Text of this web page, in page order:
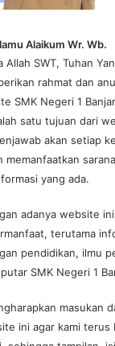
Alaikum Wr. Wb.
Allah SWT, Tuhan
rahmat dan
SMK Negeri 1
satu tujuan dari
akan setiap
memanfaatkan
yang ada.
adanya website
terutama
pendidikan, ilmu
SMK Negeri 1
masukan
ini agar kami terus